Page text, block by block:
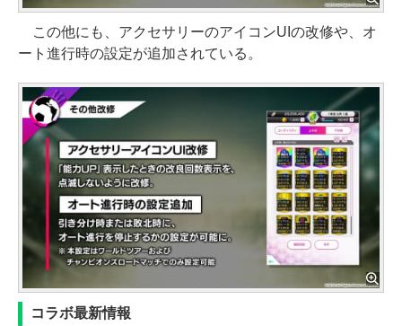
この他にも、アクセサリーのアイコンUIの改修や、オ
ート進行時の設定が追加されている。
コラボ最新情報